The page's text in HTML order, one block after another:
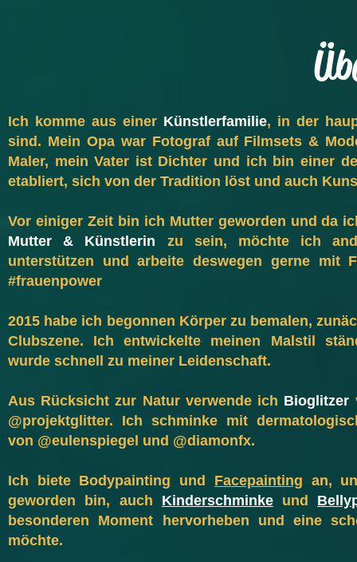
Ich komme aus einer Künstlerfamilie, in der
sind. Mein Opa war Fotograf auf Filmsets &
Maler, mein Vater ist Dichter und ich bin einer
etabliert, sich von der Tradition löst und auch
Vor einiger Zeit bin ich Mutter geworden und da
Mutter & Künstlerin zu sein, möchte ich
unterstützen und arbeite deswegen gerne mit
#frauenpower
2015 habe ich begonnen Körper zu bemalen,
Clubszene. Ich entwickelte meinen Malstil
wurde schnell zu meiner Leidenschaft.
Aus Rücksicht zur Natur verwende ich Bioglitzer
@projektglitter. Ich schminke mit
von @eulenspiegel und @diamonfx.
Ich biete Bodypainting und Facepainting an,
geworden bin, auch Kinderschminke und
besonderen Moment hervorheben und eine
möchte.